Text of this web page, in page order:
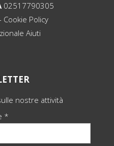
02517790305
Cookie Policy
Aiuti
nostre attività
*